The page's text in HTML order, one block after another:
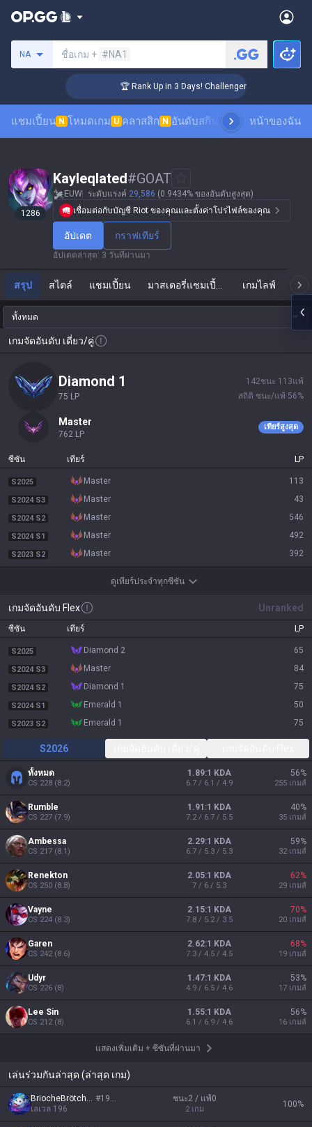
NA
ค้นหาซัมมอนเนอร์
ชื่อเกม + #NA1
🏆 Rank Up in 3 Days! Challenger Coaching
แชมเปี้ยน N โหมดเกม U คลาสสิก N อันดับสกิน อันดับผู้เล่นดูเกมขอ
หน้าของฉัน
1286
Kayleqlated#GOAT
EUW ระดับแรงค์ 29,586 (0.9434% ของอันดับสูงสุด)
เชื่อมต่อกับบัญชี Riot ของคุณและตั้งค่าโปรไฟล์ของคุณ
อัปเดต กราฟเทียร์
อัปเดตล่าสุด: 3 วันที่ผ่านมา
สรุป สไตล์ แชมเปี้ยน เกมไลฟ์
ทั้งหมด
เกมจัดอันดับ เดี่ยว/คู่
diamond 1
75 LP
142ชนะ 113แพ้
สถิติ ชนะ/แพ้ 56%
master
762 LP
เทียร์สูงสุด
ซีซัน เทียร์ LP
S2025 master 113
S2024 S3 master 43
S2024 S2 master 546
S2024 S1 master 492
S2023 S2 master 392
ดูเทียร์ประจำทุกซีซัน
เกมจัดอันดับ Flex Unranked
ซีซัน เทียร์ LP
S2025 diamond 2 65
S2024 S3 master 84
S2024 S2 diamond 1 75
S2024 S1 emerald 1 50
S2023 S2 emerald 1 75
S2026
ทั้งหมด
CS 228 (8.2)
1.89:1 KDA
6.7 / 6.1 / 4.9
56%
255 เกมส์
Rumble
CS 227 (7.9)
1.91:1 KDA
7.2 / 6.7 / 5.5
40%
35 เกมส์
Ambessa
CS 217 (8.1)
2.29:1 KDA
6.7 / 5.3 / 5.3
59%
32 เกมส์
Renekton
CS 250 (8.8)
2.05:1 KDA
7 / 6 / 5.3
62%
29 เกมส์
Vayne
CS 224 (8.3)
2.15:1 KDA
7.8 / 5.2 / 3.5
70%
20 เกมส์
Garen
CS 242(8.6)
2.62:1 KDA
7.3 / 4.5 / 4.5
68%
19 เกมส์
Udyr
CS 226 (8)
1.47:1 KDA
4.9 / 6.5 / 4.6
53%
17 เกมส์
Lee Sin
CS 212(8)
1.55:1 KDA
6.1 / 6.9 / 4.6
56%
16 เกมส์
แสดงเพิ่มเติม + ซีซันที่ผ่านมา
เล่นร่วมกันล่าสุด (ล่าสุด เกม)
BriocheBrötchen #1910
เลเวล 196
ชนะ2 / แพ้0
2 เกม
100%